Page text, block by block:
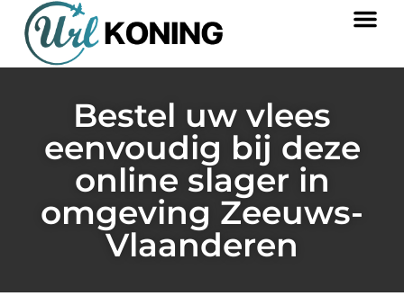
Bestel uw vlees
eenvoudig bij deze
online slager in
omgeving Zeeuws-
Vlaanderen